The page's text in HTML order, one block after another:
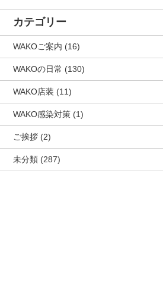
カテゴリー
WAKOご案内 (16)
WAKOの日常 (130)
WAKO店装 (11)
WAKO感染対策 (1)
ご挨拶 (2)
未分類 (287)